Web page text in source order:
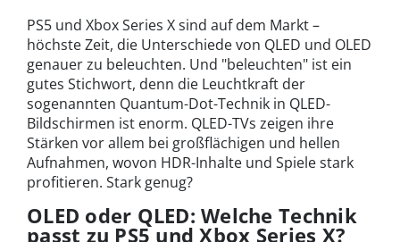
PS5 und Xbox Series X sind auf dem Markt –
höchste Zeit, die Unterschiede von QLED und OLED
genauer zu beleuchten. Und "beleuchten" ist ein
gutes Stichwort, denn die Leuchtkraft der
sogenannten Quantum-Dot-Technik in QLED-
Bildschirmen ist enorm. QLED-TVs zeigen ihre
Stärken vor allem bei großflächigen und hellen
Aufnahmen, wovon HDR-Inhalte und Spiele stark
profitieren. Stark genug?
OLED oder QLED: Welche Technik
passt zu PS5 und Xbox Series X?